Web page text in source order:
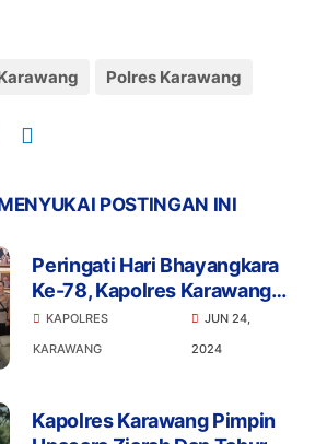
Polres Karawang
POSTINGAN INI
Peringati Hari Bhayangkara
Ke-78, Kapolres Karawang
Gelar Anjangsana
KAPOLRES
KARAWANG
JUN 24,
2024
Kapolres Karawang Pimpin